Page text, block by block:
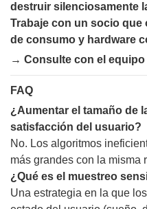
destruir silenciosamente
Trabaje con un socio
de consumo y hardware
→ Consulte con el equipo
FAQ
¿Aumentar el tamaño de
satisfacción del usuario?
No. Los algoritmos
más grandes con la misma
¿Qué es el muestreo
Una estrategia en la que